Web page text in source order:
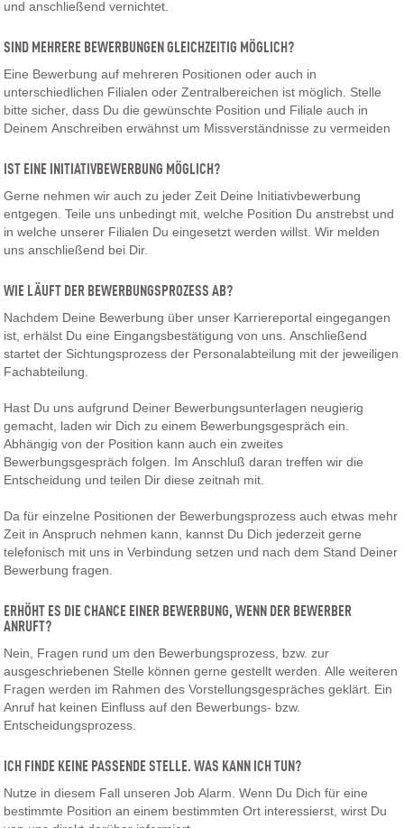
und anschließend vernichtet.
SIND MEHRERE BEWERBUNGEN GLEICHZEITIG MÖGLICH?
Eine Bewerbung auf mehreren Positionen oder auch in
unterschiedlichen Filialen oder Zentralbereichen ist möglich. Stelle
bitte sicher, dass Du die gewünschte Position und Filiale auch in
Deinem Anschreiben erwähnst um Missverständnisse zu vermeiden
IST EINE INITIATIVBEWERBUNG MÖGLICH?
Gerne nehmen wir auch zu jeder Zeit Deine Initiativbewerbung
entgegen. Teile uns unbedingt mit, welche Position Du anstrebst und
in welche unserer Filialen Du eingesetzt werden willst. Wir melden
uns anschließend bei Dir.
WIE LÄUFT DER BEWERBUNGSPROZESS AB?
Nachdem Deine Bewerbung über unser Karriereportal eingegangen
ist, erhälst Du eine Eingangsbestätigung von uns. Anschließend
startet der Sichtungsprozess der Personalabteilung mit der jeweiligen
Fachabteilung.
Hast Du uns aufgrund Deiner Bewerbungsunterlagen neugierig
gemacht, laden wir Dich zu einem Bewerbungsgespräch ein.
Abhängig von der Position kann auch ein zweites
Bewerbungsgespräch folgen. Im Anschluß daran treffen wir die
Entscheidung und teilen Dir diese zeitnah mit.
Da für einzelne Positionen der Bewerbungsprozess auch etwas mehr
Zeit in Anspruch nehmen kann, kannst Du Dich jederzeit gerne
telefonisch mit uns in Verbindung setzen und nach dem Stand Deiner
Bewerbung fragen.
ERHÖHT ES DIE CHANCE EINER BEWERBUNG, WENN DER BEWERBER
ANRUFT?
Nein, Fragen rund um den Bewerbungsprozess, bzw. zur
ausgeschriebenen Stelle können gerne gestellt werden. Alle weiteren
Fragen werden im Rahmen des Vorstellungsgespräches geklärt. Ein
Anruf hat keinen Einfluss auf den Bewerbungs- bzw.
Entscheidungsprozess.
ICH FINDE KEINE PASSENDE STELLE. WAS KANN ICH TUN?
Nutze in diesem Fall unseren Job Alarm. Wenn Du Dich für eine
bestimmte Position an einem bestimmten Ort interessierst, wirst Du